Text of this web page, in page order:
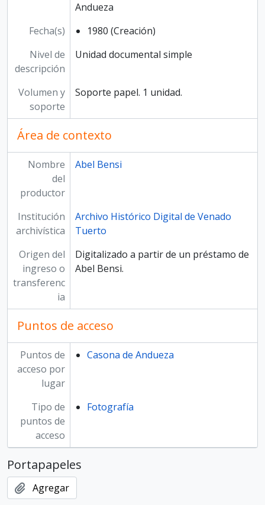
Andueza
Fecha(s)
1980 (Creación)
Nivel de
descripción
Unidad documental simple
Volumen y
soporte
Soporte papel. 1 unidad.
Área de contexto
Nombre
del
productor
Abel Bensi
Institución
archivística
Archivo Histórico Digital de Venado
Tuerto
Origen del
ingreso o
transferenc
ia
Digitalizado a partir de un préstamo de
Abel Bensi.
Puntos de acceso
Puntos de
acceso por
lugar
Casona de Andueza
Tipo de
puntos de
acceso
Fotografía
Portapapeles
Agregar